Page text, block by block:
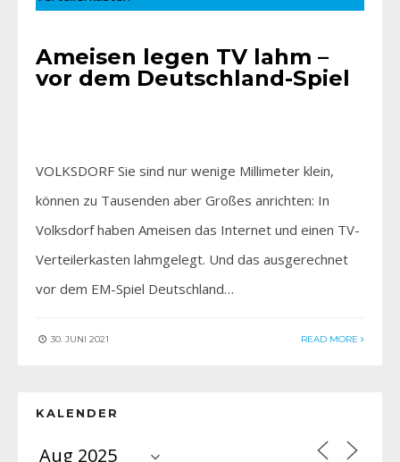
Ameisen legen TV lahm –
vor dem Deutschland-Spiel
VOLKSDORF Sie sind nur wenige Millimeter klein,
können zu Tausenden aber Großes anrichten: In
Volksdorf haben Ameisen das Internet und einen TV-
Verteilerkasten lahmgelegt. Und das ausgerechnet
vor dem EM-Spiel Deutschland…
30. JUNI 2021 READ MORE
KALENDER